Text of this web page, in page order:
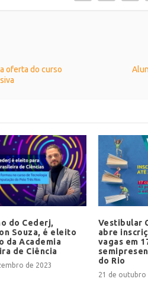
oferta do curso
do Cederj,
Souza, é eleito
da Academia
de Ciência
de 2023
Vestibular
abre
vagas em
do Rio
21 de outubro